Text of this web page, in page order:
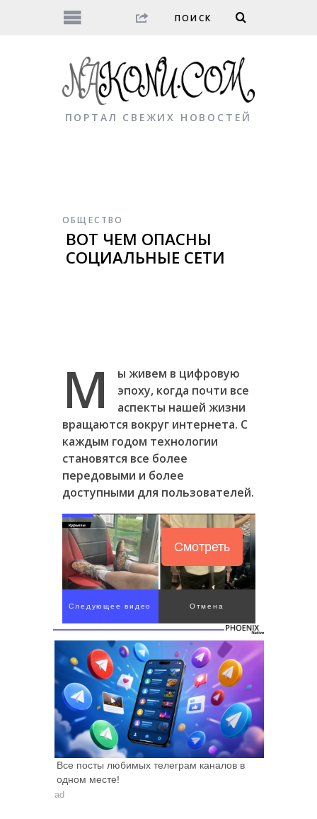
ПОРТАЛ СВЕЖИХ НОВОСТЕЙ
ОБЩЕСТВО
ВОТ ЧЕМ ОПАСНЫ
СОЦИАЛЬНЫЕ СЕТИ
М
ы живем в цифровую
эпоху, когда почти все
аспекты нашей жизни
вращаются вокруг интернета. С
каждым годом технологии
становятся все более
передовыми и более
доступными для пользователей.
Смотреть
Следующее видео Отмена
Все посты любимых телеграм каналов в
одном месте!
ad